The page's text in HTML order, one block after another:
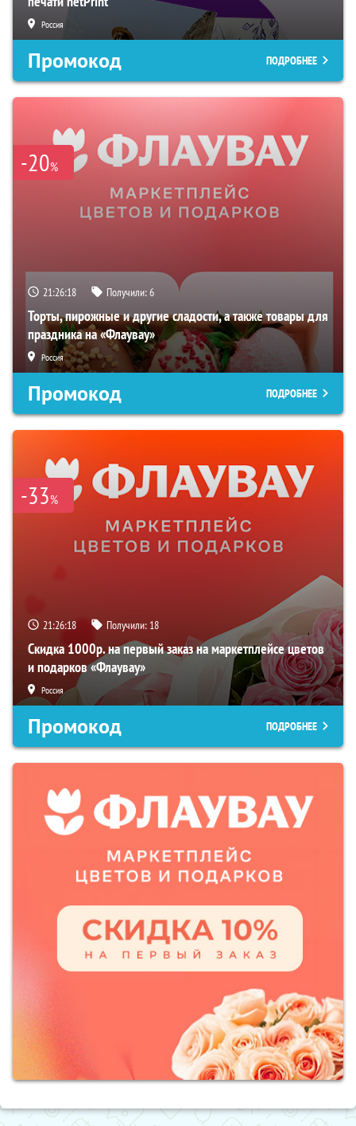
Россия
Промокод ПОДРОБНЕЕ
-20%
21:26:17 Получили:6
Торты, пирожные и другие сладости, а также товары для
праздника на «Флаувау»
Россия
Промокод ПОДРОБНЕЕ
-33%
21:26:17 Получили: 18
Скидка 1000р. на первый заказ на маркетплейсе цветов
и подарков «Флаувау»
Россия
Промокод ПОДРОБНЕЕ